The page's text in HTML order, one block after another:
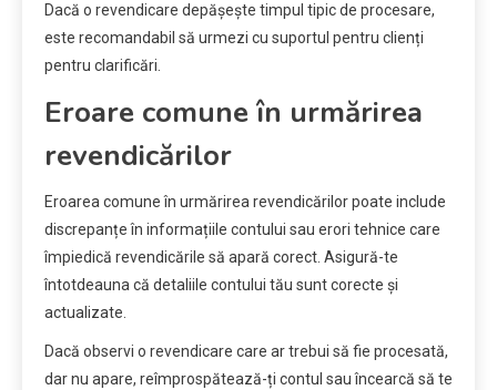
Dacă o revendicare depășește timpul tipic de procesare,
este recomandabil să urmezi cu suportul pentru clienți
pentru clarificări.
Eroare comune în urmărirea
revendicărilor
Eroarea comune în urmărirea revendicărilor poate include
discrepanțe în informațiile contului sau erori tehnice care
împiedică revendicările să apară corect. Asigură-te
întotdeauna că detaliile contului tău sunt corecte și
actualizate.
Dacă observi o revendicare care ar trebui să fie procesată,
dar nu apare, reîmprospătează-ți contul sau încearcă să te